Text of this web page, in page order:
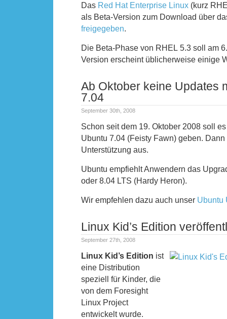
Das Red Hat Enterprise Linux (kurz
als Beta-Version zum Download über
freigegeben.
Die Beta-Phase von RHEL 5.3 soll am
Version erscheint üblicherweise einige
Ab Oktober keine Updates
7.04
September 30th, 2008
Schon seit dem 19. Oktober 2008 soll
Ubuntu 7.04 (Feisty Fawn) geben.
Unterstützung aus.
Ubuntu empfiehlt Anwendern das
oder 8.04 LTS (Hardy Heron).
Wir empfehlen dazu auch unser Ubuntu
Linux Kid’s Edition
September 27th, 2008
Linux Kid’s Edition ist
eine Distribution
speziell für Kinder, die
von dem Foresight
Linux Project
entwickelt wurde.